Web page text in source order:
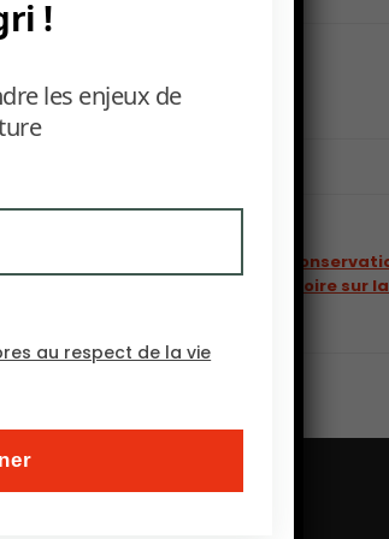
L’Union internationale pour la
rejette une proposition de moratoire sur
!
les enjeux de
au respect de la vie